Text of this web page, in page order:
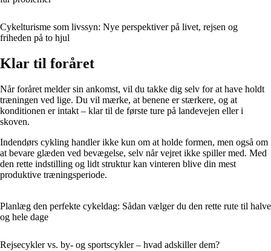
Cykelturisme som livssyn: Nye perspektiver på livet, rejsen og
friheden på to hjul
Klar til foråret
Når foråret melder sin ankomst, vil du takke dig selv for at have holdt
træningen ved lige. Du vil mærke, at benene er stærkere, og at
konditionen er intakt – klar til de første ture på landevejen eller i
skoven.
Indendørs cykling handler ikke kun om at holde formen, men også om
at bevare glæden ved bevægelse, selv når vejret ikke spiller med. Med
den rette indstilling og lidt struktur kan vinteren blive din mest
produktive træningsperiode.
Planlæg den perfekte cykeldag: Sådan vælger du den rette rute til halve
og hele dage
Rejsecykler vs. by- og sportscykler – hvad adskiller dem?